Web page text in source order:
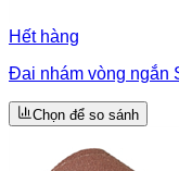
Hết hàng
Đai nhám vòng ngắn
Chọn để so sánh